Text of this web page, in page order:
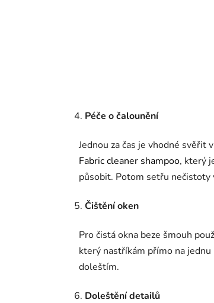
Péče o čalounění
Jednou za čas je vhodné
Fabric cleaner shampoo, který
působit. Potom setřu nečistoty
Čištění oken
Pro čistá okna beze šmouh
který nastříkám přímo na
doleštím.
Doleštění detailů